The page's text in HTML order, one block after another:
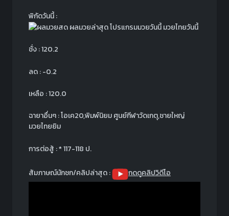
พิกัดวันนี้ :
ชั่ง : 120.2
ลด : -0.2
เหลือ : 120.0
ฉายาอื่นๆ : โอเค20,พิมพ์นิยม ศูนย์กีฬาวัดเกตุ,ชายใหญ่
มวยไทยยิม
การต่อสู้ : * 117-118 ป.
สัมภาษณ์นักชก/คลิปล่าสุด : กดดูคลิปวิดีโอ